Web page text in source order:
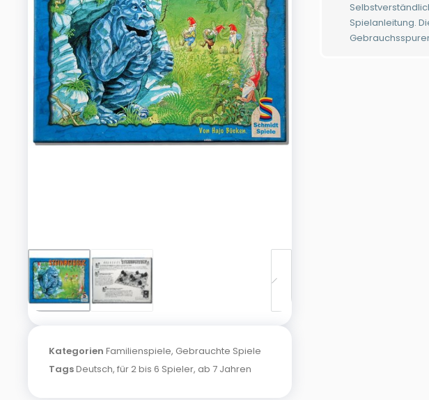
Kategorien Familienspiele, Gebrauchte Spiele
TagsDeutsch, für 2 bis 6 Spieler, ab 7 Jahren
Spielanleitung.